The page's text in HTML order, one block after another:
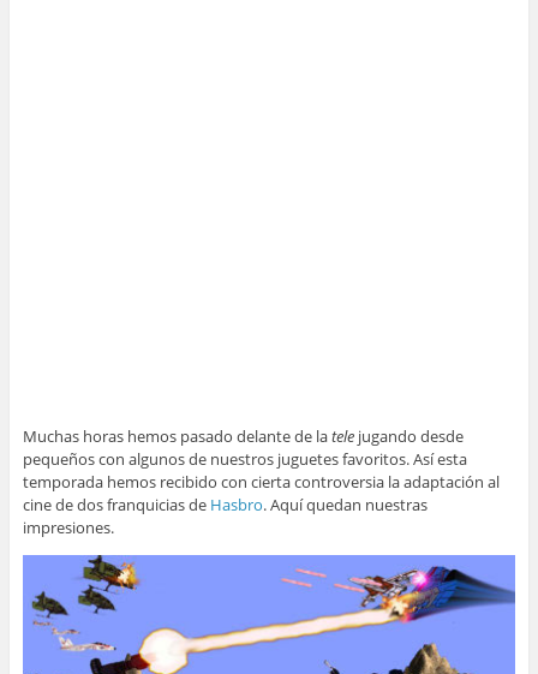
Muchas horas hemos pasado delante de latelejugando desde
pequeños con algunos de nuestros juguetes favoritos. Así esta
temporada hemos recibido con cierta controversia la adaptación al
cine de dos franquicias de Hasbro. Aquí quedan nuestras
impresiones.